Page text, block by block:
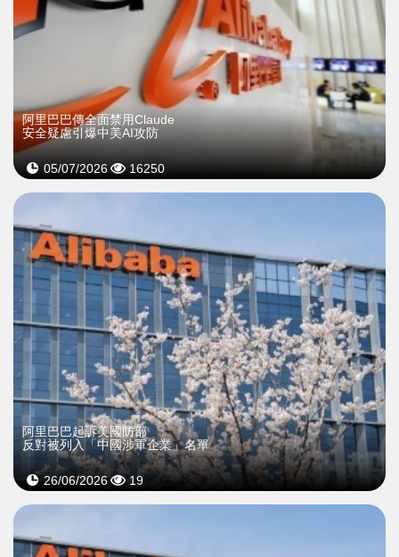
阿里巴巴傳全面禁用Claude
安全疑慮引爆中美AI攻防
05/07/2026 16250
阿里巴巴起訴美國防部
反對被列入「中國涉軍企業」名單
26/06/2026 19